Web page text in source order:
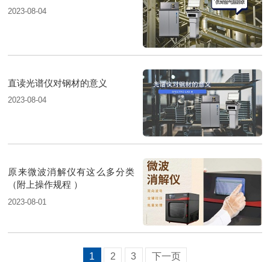
2023-08-04
直读光谱仪对钢材的意义
2023-08-04
原来微波消解仪有这么多分类
（附上操作规程 ）
2023-08-01
1 2 3 下一页